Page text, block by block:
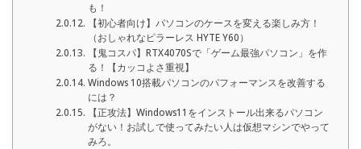
も！
【初心者向け】パソコンのケースを変える楽しみ方！
（おしゃれなピラーレス HYTE Y60）
【鬼コスパ】RTX4070Sで「ゲーム最強パソコン」を作
る！【カッコよさ重視】
Windows 10搭載パソコンのパフォーマンスを改善する
には？
【正攻法】Windows11をインストール出来るパソコン
がない！お試しで使ってみたい人は仮想マシンでやって
みろ。